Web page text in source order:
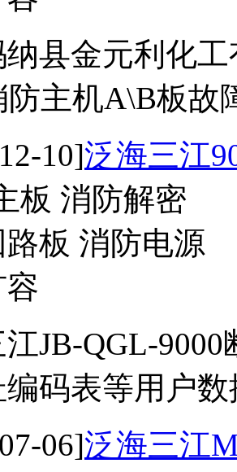
县金元利化
防主机A\B板故
10]泛海三江
JB-QGL-
码表等用户
06]泛海三江